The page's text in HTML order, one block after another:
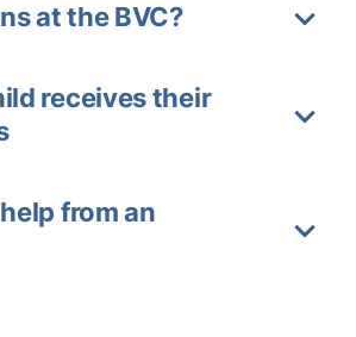
at the BVC?
receives their
from an